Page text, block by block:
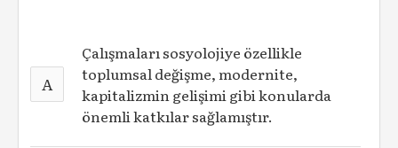
A
Çalışmaları sosyolojiye özellikle
toplumsal değişme, modernite,
kapitalizmin gelişimi gibi konularda
önemli katkılar sağlamıştır.